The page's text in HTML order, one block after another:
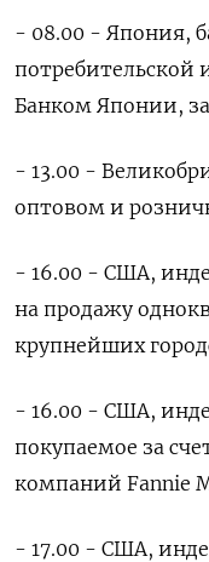
- 08.00 - Япония,
Банком Японии,
- 13.00 -
оптовом и
- 16.00 - США,
на продажу
крупнейших
- 16.00 - США,
покупаемое за
компаний Fannie
- 17.00 - США,